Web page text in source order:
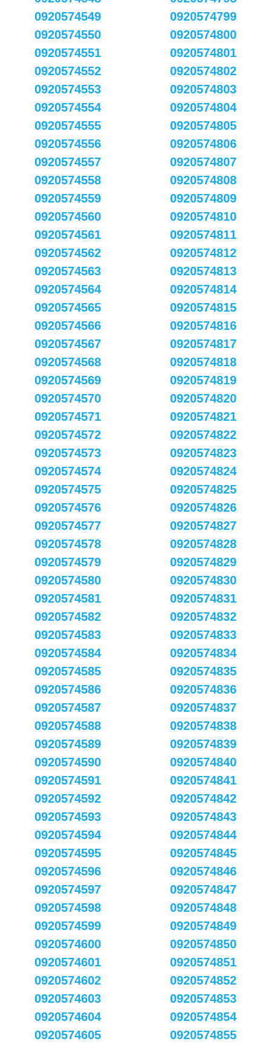
0920574549
0920574550
0920574551
0920574552
0920574553
0920574554
0920574555
0920574556
0920574557
0920574558
0920574559
0920574560
0920574561
0920574562
0920574563
0920574564
0920574565
0920574566
0920574567
0920574568
0920574569
0920574570
0920574571
0920574572
0920574573
0920574574
0920574575
0920574576
0920574577
0920574578
0920574579
0920574580
0920574581
0920574582
0920574583
0920574584
0920574585
0920574586
0920574587
0920574588
0920574589
0920574590
0920574591
0920574592
0920574593
0920574594
0920574595
0920574596
0920574597
0920574598
0920574599
0920574600
0920574601
0920574602
0920574603
0920574604
0920574605
0920574799
0920574800
0920574801
0920574802
0920574803
0920574804
0920574805
0920574806
0920574807
0920574808
0920574809
0920574810
0920574811
0920574812
0920574813
0920574814
0920574815
0920574816
0920574817
0920574818
0920574819
0920574820
0920574821
0920574822
0920574823
0920574824
0920574825
0920574826
0920574827
0920574828
0920574829
0920574830
0920574831
0920574832
0920574833
0920574834
0920574835
0920574836
0920574837
0920574838
0920574839
0920574840
0920574841
0920574842
0920574843
0920574844
0920574845
0920574846
0920574847
0920574848
0920574849
0920574850
0920574851
0920574852
0920574853
0920574854
0920574855